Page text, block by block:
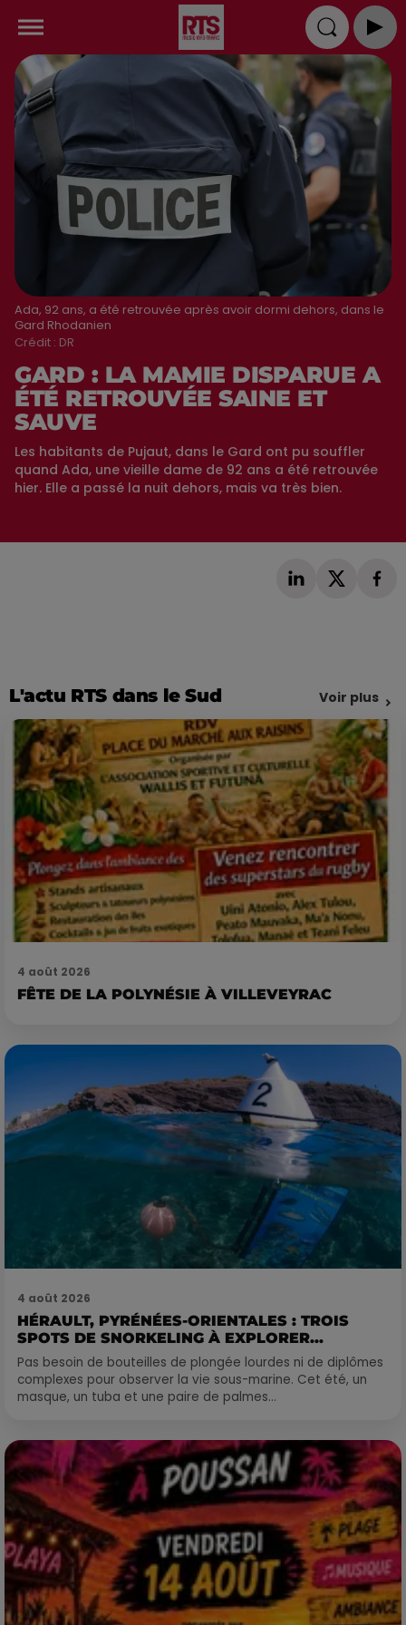
Ada, 92 ans, a été retrouvée après avoir dormi dehors, dans le
Gard Rhodanien
Crédit : DR
GARD : LA MAMIE DISPARUE A
ÉTÉ RETROUVÉE SAINE ET
SAUVE
Les habitants de Pujaut, dans le Gard ont pu souffler
quand Ada, une vieille dame de 92 ans a été retrouvée
hier. Elle a passé la nuit dehors, mais va très bien.
L'actu RTS dans le Sud Voir plus
4 août 2026
FÊTE DE LA POLYNÉSIE À VILLEVEYRAC
4 août 2026
HÉRAULT, PYRÉNÉES-ORIENTALES : TROIS
SPOTS DE SNORKELING À EXPLORER...
Pas besoin de bouteilles de plongée lourdes ni de diplômes
complexes pour observer la vie sous-marine. Cet été, un
masque, un tuba et une paire de palmes...